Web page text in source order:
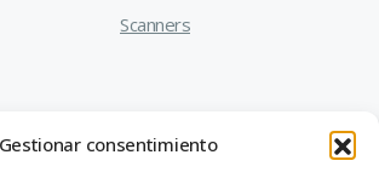
Gestionar consentimiento
Scanners